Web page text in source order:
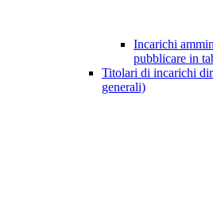
Incarichi
pubblicare in
Titolari di incarichi
generali)